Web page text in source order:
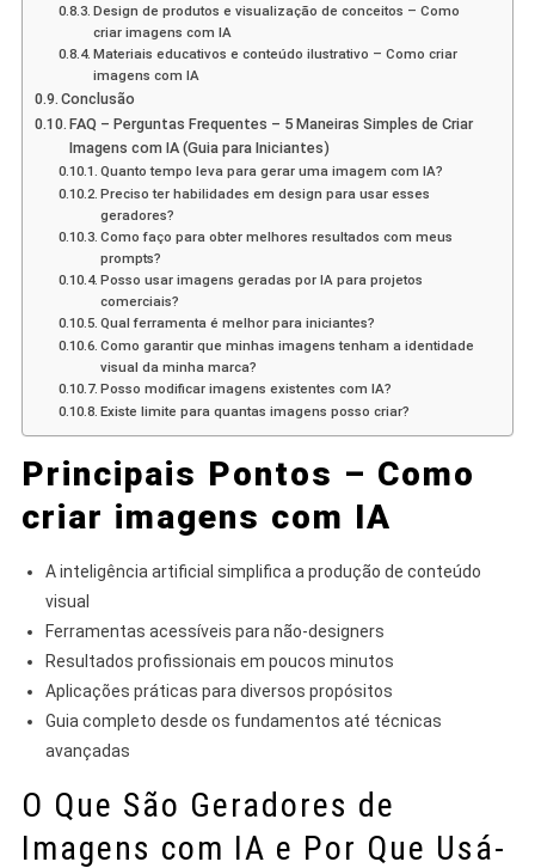
Design de produtos e visualização de conceitos – Como
criar imagens com IA
Materiais educativos e conteúdo ilustrativo – Como criar
imagens com IA
Conclusão
FAQ – Perguntas Frequentes – 5 Maneiras Simples de Criar
Imagens com IA (Guia para Iniciantes)
Quanto tempo leva para gerar uma imagem com IA?
Preciso ter habilidades em design para usar esses
geradores?
Como faço para obter melhores resultados com meus
prompts?
Posso usar imagens geradas por IA para projetos
comerciais?
Qual ferramenta é melhor para iniciantes?
Como garantir que minhas imagens tenham a identidade
visual da minha marca?
Posso modificar imagens existentes com IA?
Existe limite para quantas imagens posso criar?
Principais Pontos – Como
criar imagens com IA
A inteligência artificial simplifica a produção de conteúdo
visual
Ferramentas acessíveis para não-designers
Resultados profissionais em poucos minutos
Aplicações práticas para diversos propósitos
Guia completo desde os fundamentos até técnicas
avançadas
O Que São Geradores de
Imagens com IA e Por Que Usá-